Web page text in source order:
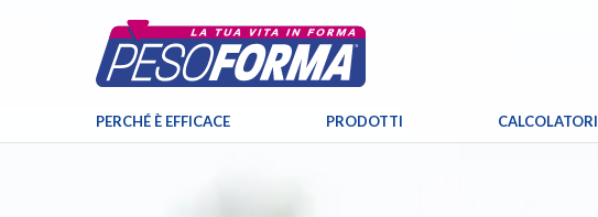
PERCHÉ È EFFICACE PRODOTTI CALCOLATORI